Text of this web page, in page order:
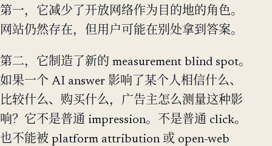
第一，它减少了开放网络作为目的地的角色。
网站仍然存在，但用户可能在别处拿到答案。
第二，它制造了新的 measurement blind spot。
如果一个 AI answer 影响了某个人相信什么、
比较什么、购买什么，广告主怎么测量这种影
响？它不是普通 impression。不是普通 click。
也不能被 platform attribution 或 open-web